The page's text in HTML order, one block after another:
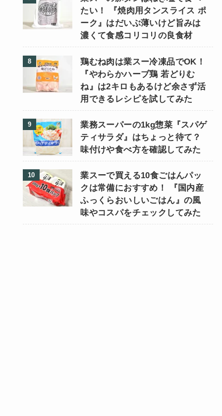
たい！ 『焼肉用タンスライス ポ
ーク』はだいぶ薄いけど旨みは
濃くて食感コリコリの良食材
鶏むね肉は業スー冷凍品でOK！
『やわらかハーブ鶏 若どりむ
ね』は2キロもあるけど余さず活
用できるレシピを試してみた
業務スーパーの1kg惣菜『スパゲ
ティサラダ』はちょっと待て？
味付けや食べ方を確認してみた
業スーで買える10食ごはんパッ
クは常備におすすめ！ 『国内産
ふっくらおいしいごはん』の風
味やコスパをチェックしてみた